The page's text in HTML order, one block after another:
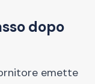
dopo
emette